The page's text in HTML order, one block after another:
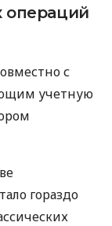
операций
с
учетную
гораздо